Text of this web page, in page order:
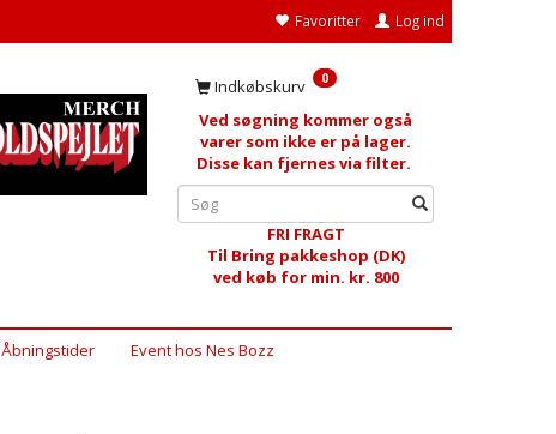
Favoritter Log ind
Indkøbskurv 0
Ved søgning kommer også
varer som ikke er på lager.
Disse kan fjernes via filter.
FRI FRAGT
Til Bring pakkeshop (DK)
ved køb for min. kr. 800
Åbningstider Event hos Nes Bozz